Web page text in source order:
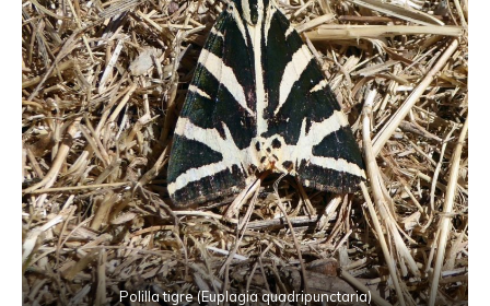
Polilla tigre (Euplagia quadripunctaria)